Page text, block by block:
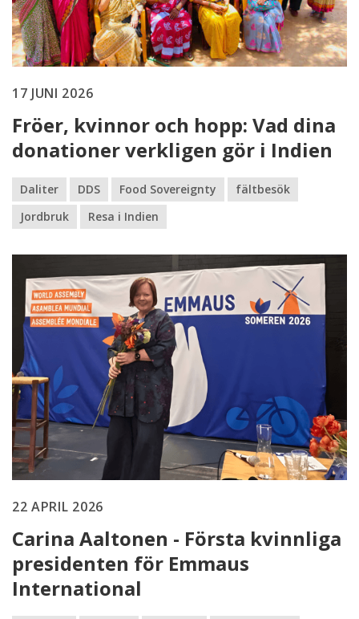
17 JUNI 2026
Fröer, kvinnor och hopp: Vad dina
donationer verkligen gör i Indien
Daliter DDS Food Sovereignty
fältbesök
Jordbruk
Resa i Indien
22 APRIL 2026
Carina Aaltonen - Första kvinnliga
presidenten för Emmaus
International